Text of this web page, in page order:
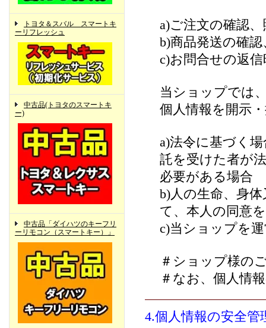
トヨタ＆スバル スマートキ
ーリフレッシュ
中古品(トヨタのスマートキ
ー)
中古品「ダイハツのキーフリ
ーリモコン（スマートキー）」
a)ご注文の確認、
b)商品発送の確認
c)お問合せの返信
当ショップでは
個人情報を開示
a)法令に基づく
託を受けた者が
必要がある場合
b)人の生命、身
て、本人の同意
c)当ショップを
＃ショップ様の
＃なお、個人情
4.個人情報の安全管